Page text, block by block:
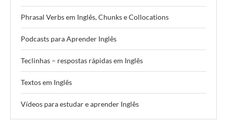
Phrasal Verbs em Inglês, Chunks e Collocations
Podcasts para Aprender Inglês
Teclinhas – respostas rápidas em Inglês
Textos em Inglês
Vídeos para estudar e aprender Inglês